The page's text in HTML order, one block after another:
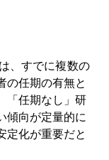
、すでに複数の
の任期の有無と
「任期なし」研
傾向が定量的に
定化が重要だと